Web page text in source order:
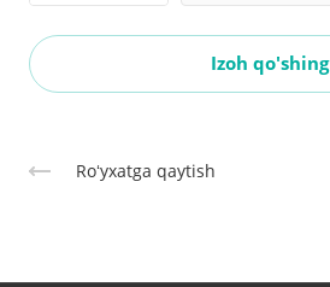
Izoh qo'shing
Roʻyxatga qaytish